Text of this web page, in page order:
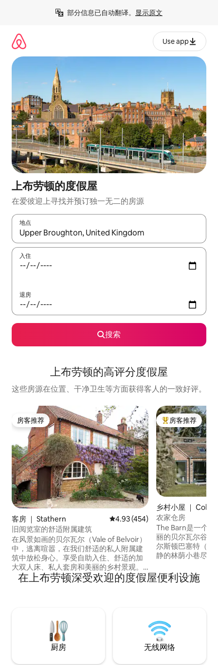
部分信息已自动翻译。 显示原文
Use app
上布劳顿的度假屋
在爱彼迎上寻找并预订独一无二的房源
地点
如有搜索结果，请使用上下方向键查看，或通过点击或滑动手势
入住
退房
搜索
上布劳顿的高评分度假屋
这些房源在位置、干净卫生等方面获得客人的一致好评。
房客推荐
房客推荐
客房 ｜ Stathern 平均评分 4.93 分（满分 5 分），
4.93 (454)
旧阅览室的舒适附属建筑
在风景如画的贝尔瓦尔（Vale of Belvoir）
中，逃离喧嚣，在我们舒适的私人附属建
筑中放松身心。享受自助入住、舒适的加
大双人床、私人套房和美丽的乡村景观。
提供免费无线网络，配备大型平板电视
（包括免费NowTV、Netflix和Prime），
布雷15分钟车程，距离格兰瑟姆20分钟车
程，可轻松抵达莱斯、林克斯和诺茨 🚗🚉
热门「房客推荐」
房客推荐
乡村小屋 ｜
农家仓房
The Barn是一个
丽的贝尔瓦尔谷（
尔斯顿巴塞特（
静的林荫小巷尽头。 谷仓（The Barn
（The Old
建造，非常适合家
费用）
在上布劳顿深受欢迎的度假屋便利设施
厨房 无线网络